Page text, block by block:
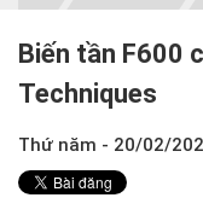
Biến tần F600
Techniques
Thứ năm - 20/02/